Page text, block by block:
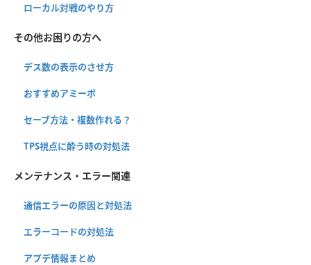
ローカル対戦のやり方
その他お困りの方へ
デス数の表示のさせ方
おすすめアミーボ
セーブ方法・複数作れる？
TPS視点に酔う時の対処法
メンテナンス・エラー関連
通信エラーの原因と対処法
エラーコードの対処法
アプデ情報まとめ